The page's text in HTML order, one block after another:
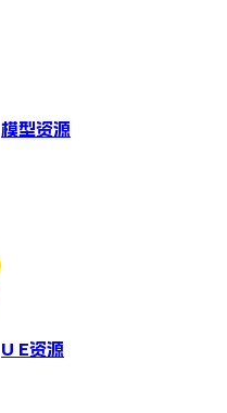
模型资源
U E资源